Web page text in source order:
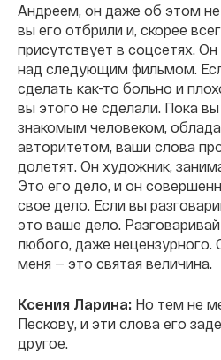
Андреем, он даже об этом не
вы его отбрили и, скорее
присутствует в соцсетях.
над следующим фильмом.
сделать как-то больно и
вы этого не сделали. Пока
знакомым человеком,
авторитетом, ваши слова
долетят. Он художник,
Это его дело, и он
свое дело. Если вы
это ваше дело.
любого, даже нецензурного.
меня — это святая величина.
Ксения Ларина: Но тем не
Пескову, и эти слова его
другое.